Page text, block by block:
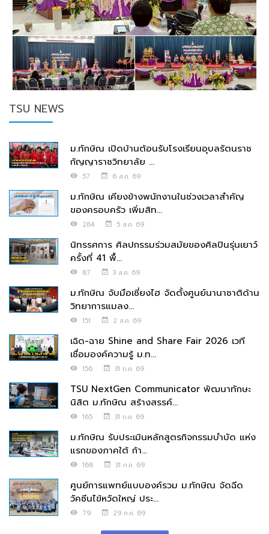
TSU NEWS
ม.ทักษิณ เปิดบ้านต้อนรับโรงเรียนอุบลรัตนราช
กัญญาราชวิทยาลัย ...
57 6 ส.ค. 69
ม.ทักษิณ เคียงข้างพนักงานในช่วงเวลาสำคัญ
ของครอบครัว เพิ่มสิท...
284 5 ส.ค. 69
นิทรรศการ ศิลปกรรมร่วมสมัยของศิลปินรุ่นเยาว์
ครั้งที่ 41 พื้...
87 3 ส.ค. 69
ม.ทักษิณ จับมือเซี่ยงไฮ จัดตั้งศูนย์นานาชาติด้าน
วิทยาการแมลง...
151 2 ส.ค. 69
เฉิด-ฉาย Shine and Share Fair 2026 เวที
เชื่อมองค์ความรู้ ม.ท...
156 31 ก.ค. 69
TSU NextGen Communicator พัฒนาทักษะ
นิสิต ม.ทักษิณ สร้างสรรค์...
165 31 ก.ค. 69
ม.ทักษิณ รับประเมินหลักสูตรกิจกรรมบำบัด แห่ง
แรกของภาคใต้ ก้า...
168 31 ก.ค. 69
ศูนย์การแพทย์แบบองค์รวม ม.ทักษิณ จัดฉีด
วัคซีนไข้หวัดใหญ่ ประ...
79 29 ก.ค. 69